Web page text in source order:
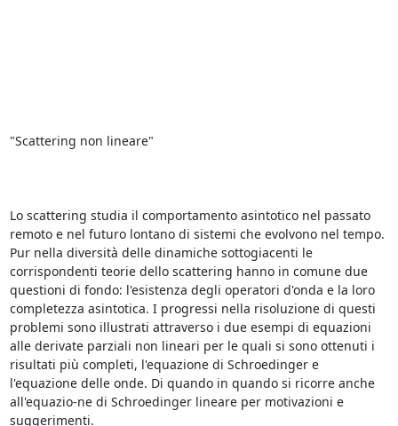
"Scattering non lineare"
Lo scattering studia il comportamento asintotico nel passato
remoto e nel futuro lontano di sistemi che evolvono nel tempo.
Pur nella diversità delle dinamiche sottogiacenti le
corrispondenti teorie dello scattering hanno in comune due
questioni di fondo: l'esistenza degli operatori d'onda e la loro
completezza asintotica. I progressi nella risoluzione di questi
problemi sono illustrati attraverso i due esempi di equazioni
alle derivate parziali non lineari per le quali si sono ottenuti i
risultati più completi, l'equazione di Schroedinger e
l'equazione delle onde. Di quando in quando si ricorre anche
all'equazio-ne di Schroedinger lineare per motivazioni e
suggerimenti.